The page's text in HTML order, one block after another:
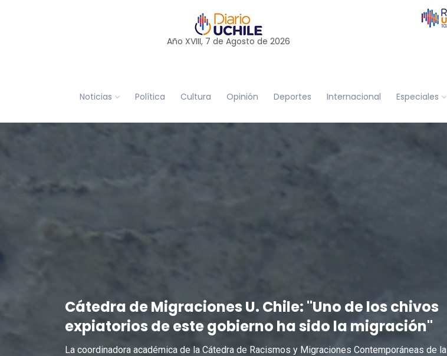
Año XVIII, 7 de Agosto de 2026
Noticias Política Cultura Opinión Deportes Internacional Especiales
Cátedra de Migraciones U. Chile: "Uno de los chivos
expiatorios de este gobierno ha sido la migración"
La coordinadora académica de la Cátedra de Racismos y Migraciones Contemporáneas de la